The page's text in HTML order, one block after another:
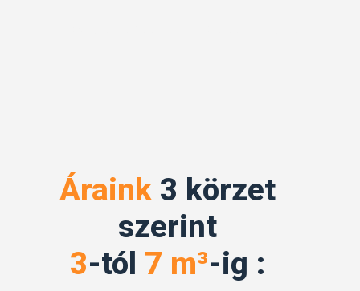
Áraink3 körzet
szerint
3-tól 7 m³-ig :